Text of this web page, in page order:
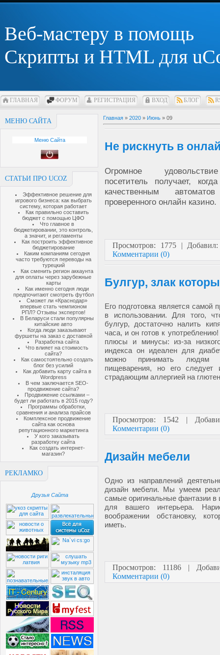
Веб-мастеру в помощь
Скрипты и HTML для
ГЛАВНАЯ ФОРУМ РЕГИСТРАЦИЯ ВХОД БЛОГ
МЕНЮ САЙТА
Меню Сайта
СТАТЬИ ПРО UCOZ
Эффективное решение для
игрового бизнеса: как выбрать
систему, которая работает
Как правильно составить
бюджет с помощью ЦФО
Что главное в
бюджетировании, это контроль,
а значит, и регламенты
Как построить эффективное
бюджетирование
Каким компаниям сегодня
часто требуются переводы на
турецкий
Как сменить регион аккаунта
для оплаты через зарубежные
карты
Как именно сегодня люди
предпочитают смотреть футбол
Сможет ли «Краснодар»
впервые стать чемпионом
РПЛ? Отзывы экспертов!
В Беларуси стали популярны
китайские авто
Когда люди заказывают
фуршеты на заказ с доставкой
Разработка сайта
Что влияет на стоимость
сайта?
Как самостоятельно создать
блог без усилий
Как добавить карту сайта в
Wordpress
В чем заключается SEO-
продвижение сайта?
Продвижение ссылками –
будет ли работать в 2015 году?
Программы обработки,
сравнения и анализа прайсов
Комплексное продвижение
сайта как основа
репутационного маркетинга
У кого заказывать
разработку сайта
Как создать интернет-
магазин?
РЕКЛАМКО
Друзья Сайта
Главная » 2020 » Июнь » 09
Не рискнуть в
Огромное
посетитель получает,
качественным
проверенного онлайн казино.
Просмотров: 1775 |
Комментарии (0)
Булгур, злак
Его подготовка является самой
в использовании. Для того,
булгур, достаточно налить
часа, и он готов к
плюсы и минусы: из-за низкого
индекса он идеален для
можно принимать людям
пищеварения, но его следует
страдающим аллергией на
Просмотров: 1542 |
Комментарии (0)
Дизайн мебели
Одно из направлений
дизайн мебели. Мы умеем
самые оригинальные фантазии в
для вашего интерьера.
воображении обстановку,
иметь.
Просмотров: 11186 |
Комментарии (0)